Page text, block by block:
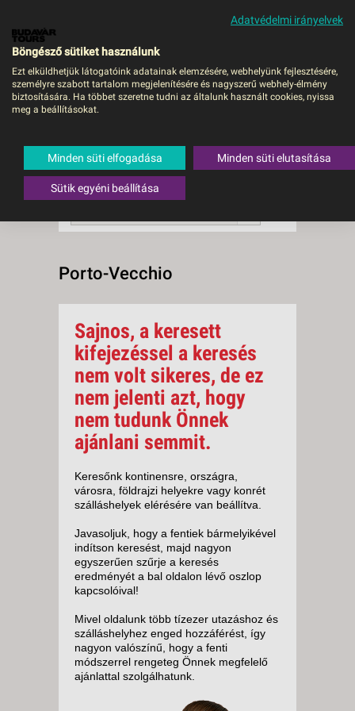
MENÜ
Porto-Vecchio
megfelelő utazásttaláltunk.
A keresővel tovább szűkítheti a
találati listát!
RENDEZÉS:
Porto-Vecchio
Sajnos, a keresett
kifejezéssel a keresés
nem volt sikeres, de ez
nem jelenti azt, hogy
nem tudunk Önnek
ajánlani semmit.
Keresőnk kontinensre, országra,
városra, földrajzi helyekre vagy konrét
szálláshelyek elérésére van beállítva.
Javasoljuk, hogy a fentiek bármelyikével
indítson keresést, majd nagyon
egyszerűen szűrje a keresés
eredményét a bal oldalon lévő oszlop
kapcsolóival!
Mivel oldalunk több tízezer utazáshoz és
szálláshelyhez enged hozzáférést, így
nagyon valószínű, hogy a fenti
módszerrel rengeteg Önnek megfelelő
ajánlattal szolgálhatunk.
Adatvédelmi irányelvek
Böngésző sütiket használunk
Ezt elküldhetjük látogatóink adatainak elemzésére, webhelyünk fejlesztésére,
személyre szabott tartalom megjelenítésére és nagyszerű webhely-élmény
biztosítására. Ha többet szeretne tudni az általunk használt cookies, nyissa
meg a beállításokat.
Minden süti elfogadása Minden süti elutasítása
Sütik egyéni beállítása